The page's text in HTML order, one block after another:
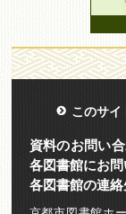
このサイ
資料のお問い
各図書館にお問
各図書館の連